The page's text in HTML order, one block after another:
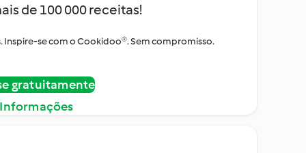
de 100 000 receitas!
Inspire-se com o Cookidoo®. Sem compromisso.
gratuitamente